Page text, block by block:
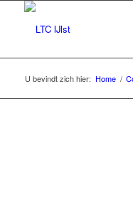
U bevindt zich hier: Home /